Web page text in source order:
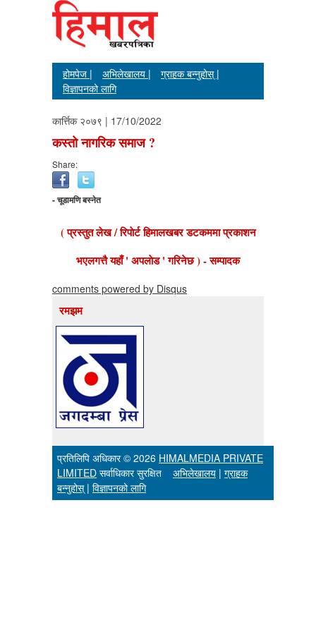
होमपेज | अभिलेखालय |
ग्राहक बन्नुहोस् |
विज्ञापनको लागि
कार्त्तिक २०७९ | 17/10/2022
कस्तो नागरिक समाज ?
Share:
- चूडामणि बस्नेत
( प्रस्तुत लेख / रिपाेर्ट हिमालखबर डटकममा प्रकाशन
भएलगत्तै यहाँ ' अपलाेड ' गरिनेछ ) - सम्पादक
comments powered by Disqus
रमझम
प्रतिलिपि अधिकार © 2026 HIMALMEDIA PRIVATE
LIMITED सर्वाधिकार सुरक्षित अभिलेखालय | ग्राहक
बन्नुहोस्| विज्ञापनको लागि